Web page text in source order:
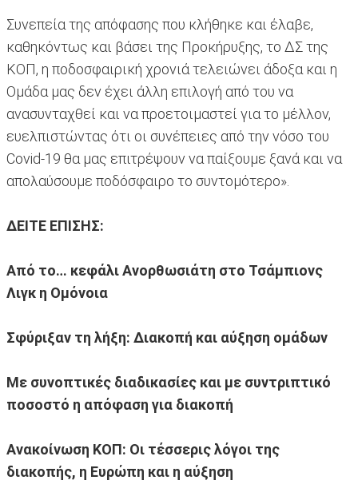
Συνεπεία της απόφασης που κλήθηκε και έλαβε,
καθηκόντως και βάσει της Προκήρυξης, το ΔΣ της
ΚΟΠ, η ποδοσφαιρική χρονιά τελειώνει άδοξα και η
Ομάδα μας δεν έχει άλλη επιλογή από του να
ανασυνταχθεί και να προετοιμαστεί για το μέλλον,
ευελπιστώντας ότι οι συνέπειες από την νόσο του
Covid-19 θα μας επιτρέψουν να παίξουμε ξανά και να
απολαύσουμε ποδόσφαιρο το συντομότερο».
ΔΕΙΤΕ ΕΠΙΣΗΣ:
Από το… κεφάλι Ανορθωσιάτη στο Τσάμπιονς
Λιγκ η Ομόνοια
Σφύριξαν τη λήξη: Διακοπή και αύξηση ομάδων
Με συνοπτικές διαδικασίες και με συντριπτικό
ποσοστό η απόφαση για διακοπή
Ανακοίνωση ΚΟΠ: Οι τέσσερις λόγοι της
διακοπής, η Ευρώπη και η αύξηση